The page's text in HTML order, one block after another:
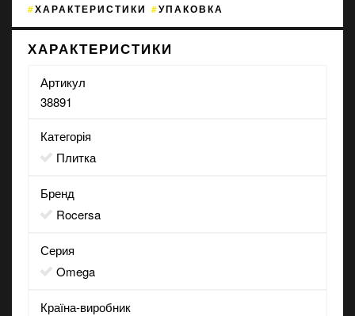
ХАРАКТЕРИСТИКИ УПАКОВКА
ХАРАКТЕРИСТИКИ
Артикул
38891
Категорія
Плитка
Бренд
Rocersa
Серия
Omega
Країна-виробник